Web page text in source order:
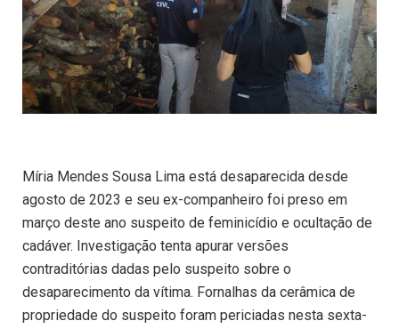
Míria Mendes Sousa Lima está desaparecida desde
agosto de 2023 e seu ex-companheiro foi preso em
março deste ano suspeito de feminicídio e ocultação de
cadáver. Investigação tenta apurar versões
contraditórias dadas pelo suspeito sobre o
desaparecimento da vítima. Fornalhas da cerâmica de
propriedade do suspeito foram periciadas nesta sexta-